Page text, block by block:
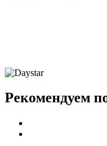
Рекомендуем